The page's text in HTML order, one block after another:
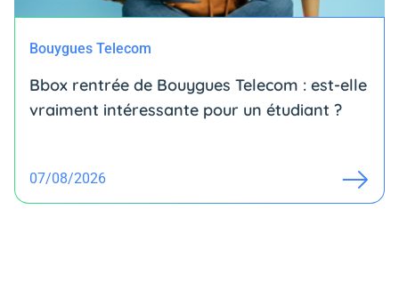
Bouygues Telecom
Bbox rentrée de Bouygues Telecom : est-elle
vraiment intéressante pour un étudiant ?
07/08/2026